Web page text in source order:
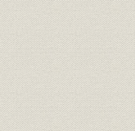
4) ディーゼル機関製作図表
5) 舶用主機製作図表
(5) ボイラ
1) 艦艇用ボイラ製作実績
2) 商船用ボイラ製作実績